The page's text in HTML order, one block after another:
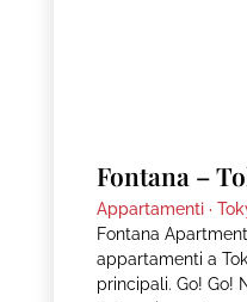
Fontana –
Appartamenti ·
Fontana
appartamenti a
principali. Go! Go!